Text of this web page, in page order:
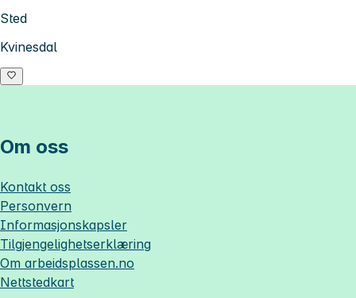
Sted
Kvinesdal
Om oss
Kontakt oss
Personvern
Informasjonskapsler
Tilgjengelighetserklæring
Om arbeidsplassen.no
Nettstedkart